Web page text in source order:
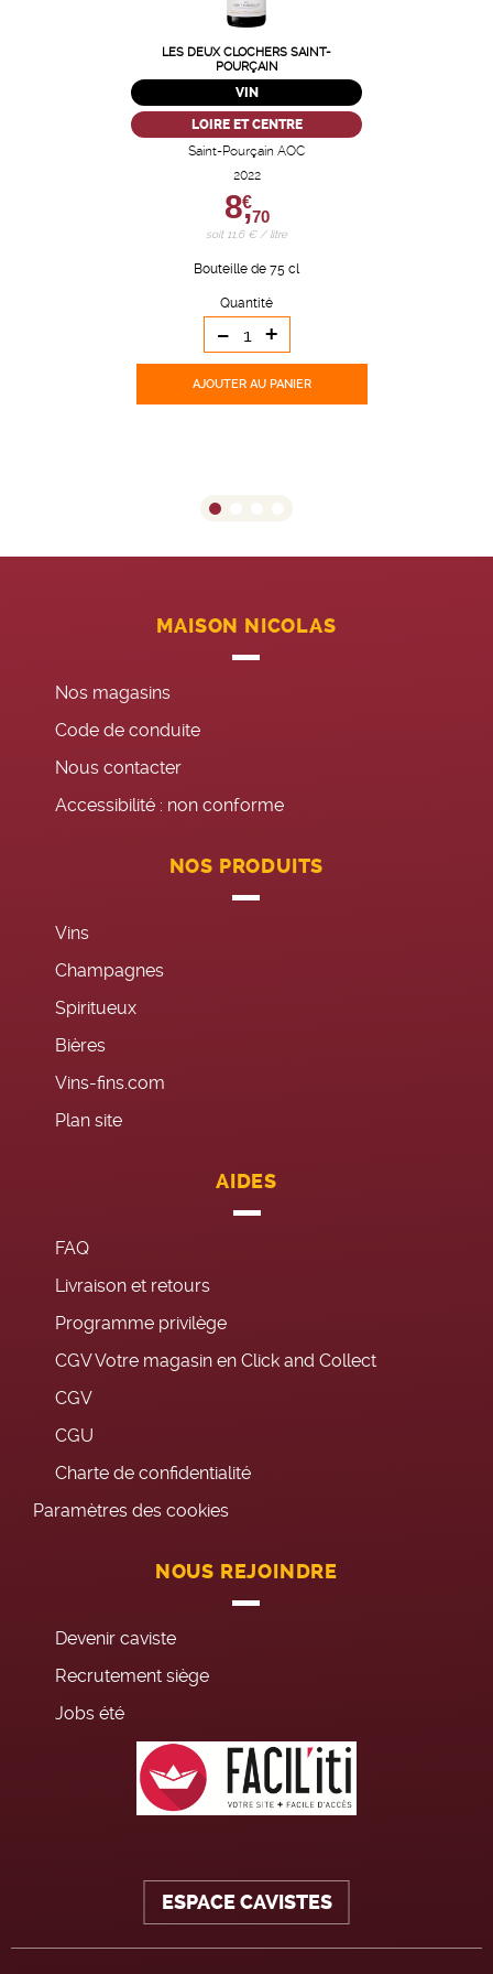
LES DEUX CLOCHERS SAINT-
POURÇAIN
VIN
LOIRE ET CENTRE
Saint-Pourçain AOC
2022
8,
€
70
soit 11,6 € / litre
Bouteille de 75 cl
Quantité
- +
AJOUTER AU PANIER
MAISON NICOLAS
Nos magasins
Code de conduite
Nous contacter
Accessibilité : non conforme
NOS PRODUITS
Vins
Champagnes
Spiritueux
Bières
Vins-fins.com
Plan site
AIDES
FAQ
Livraison et retours
Programme privilège
CGV Votre magasin en Click and Collect
CGV
CGU
Charte de confidentialité
Paramètres des cookies
NOUS REJOINDRE
Devenir caviste
Recrutement siège
Jobs été
ESPACE CAVISTES